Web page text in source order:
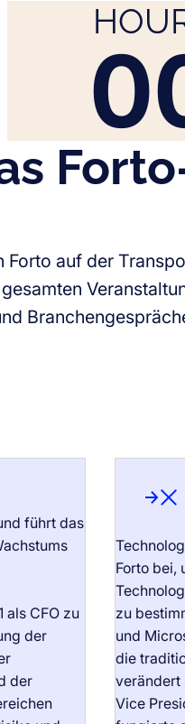
auf der
führt das
als CFO zu
der
der
Chief
Nach
Forto bei,
zu
und
die
verändert
Vice